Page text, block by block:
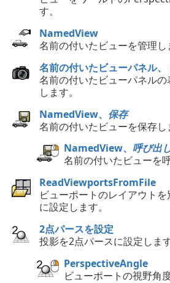
す。
NamedView
名前の付いたビューを管理し
名前の付いたビューパネル、
名前の付いたビューパネル
します。
NamedView、 保存
名前の付いたビューを保存し
NamedView、 呼び出
名前の付いたビューを
ReadViewportsFromFile
ビューポートのレイアウト
に設定します。
2点パースを設定
投影を2点パースに設定します
PerspectiveAngle
ビューポートの視野角